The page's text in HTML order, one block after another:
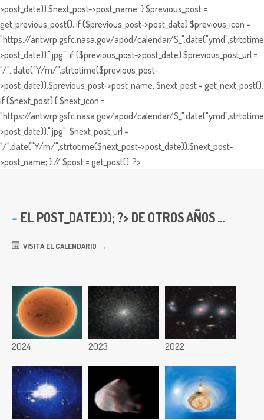
>post_date)).$next_post->post_name; } $previous_post =
get_previous_post(); if ($previous_post->post_date) $previous_icon =
"https://antwrp.gsfc.nasa.gov/apod/calendar/
>post_date)).".jpg"; if ($previous_post->post_date) $previous_post_url =
"/". date("Y/m/",strtotime($previous_post-
>post_date)).$previous_post->post_name; $next_post = get_next_post();
if ($next_post) { $next_icon =
"https://antwrp.gsfc.nasa.gov/apod/calendar/
>post_date)).".jpg"; $next_post_url =
"/".date("Y/m/",strtotime($next_post->post_date)).$next_post-
>post_name; } // $post = get_post(); ?>
EL POST_DATE))); ?> DE OTROS AÑOS ...
VISITA EL CALENDARIO
2024 2023 2022